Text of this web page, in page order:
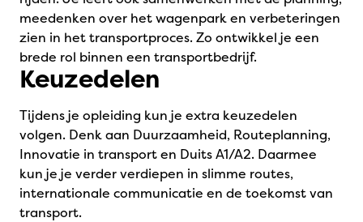
meedenken over het wagenpark en verbeteringen
zien in het transportproces. Zo ontwikkel je een
brede rol binnen een transportbedrijf.
Keuzedelen
Tijdens je opleiding kun je extra keuzedelen
volgen. Denk aan Duurzaamheid, Routeplanning,
Innovatie in transport en Duits A1/A2. Daarmee
kun je je verder verdiepen in slimme routes,
internationale communicatie en de toekomst van
transport.